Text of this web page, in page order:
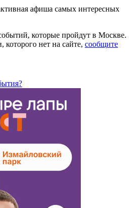
афиша самых интересных
которые пройдут в Москве.
нет на сайте, сообщите